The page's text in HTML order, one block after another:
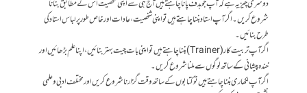
دوسری چیز یہ ہے کہ آپ جو ہدف پانا چاہتے ہیں آج ہی سے اپنی شخصیت اس کے مطابق بنانا
شروع کریں۔ اگر آپ استاد بننا چاہتے ہیں تو اپنی شخصیت، عادات اور خاص طور پر لباس استاد کی
طرح بنائیں۔
اگر آپ تربیت کار (Trainer) بننا چاہتے ہیں تو اپنی بات چیت بہتر بنائیں، اپنا علم بڑھائیں اور
خندہ پیشانی کے ساتھ لوگوں سے ملنا شروع کریں۔
اگر آپ لکھاری بننا چاہتے ہیں تو کتابوں کے ساتھ وقت گزارنا شرو ع کریں اور مختلف ادبی و علمی